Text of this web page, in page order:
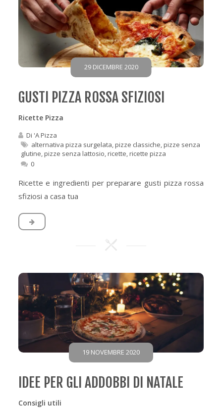
29 DICEMBRE 2020
GUSTI PIZZA ROSSA SFIZIOSI
Ricette Pizza
Di 'A Pizza
alternativa pizza surgelata,pizze classiche,pizze senza
glutine,pizze senza lattosio,ricette,ricette pizza
0
Ricette e ingredienti per preparare gusti pizza rossa
sfiziosi a casa tua
19 NOVEMBRE 2020
IDEE PER GLI ADDOBBI DI NATALE
Consigli utili